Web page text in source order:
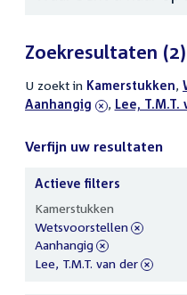
Zoekresultaten (2)
U zoekt in actieve
filters
Kamerstukken,
Aanhangig , verwijder
Lee, T.M.T.
Verfijn uw resultaten
uw
resultaten
Actieve filters
Kamerstukken
verwijder
filter
Wetsvoorstellen
verwijder
filter
Aanhangig
verwijder
Lee, T.M.T. van der